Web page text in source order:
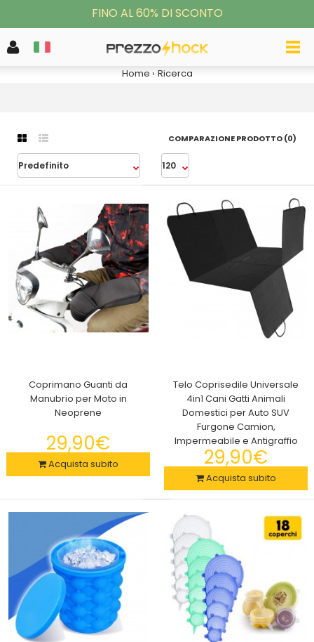
FINO AL 60% DI SCONTO
RICERCA
Home Ricerca
COMPARAZIONE PRODOTTO (0)
Coprimano Guanti da Manubrio per Moto in Neoprene
29,90€
Coprimano Guanti da Manubrio per Moto in Neoprene
Scaldamani da Scooter Bici Motocicli 2..
Coprimano Guanti da
Manubrio per Moto in
Neoprene
29,90€
Acquista subito
Telo Coprisedile Universale
4in1 Cani Gatti Animali
Domestici per Auto SUV
Furgone Camion,
Impermeabile e Antigraffio
29,90€
Acquista subito